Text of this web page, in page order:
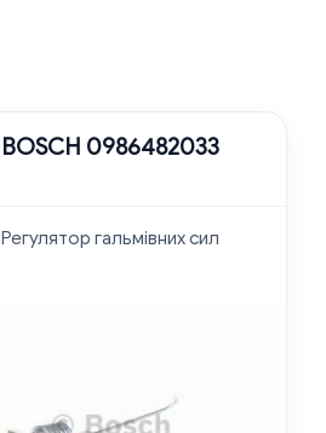
BOSCH 0986482033
Регулятор гальмівних сил